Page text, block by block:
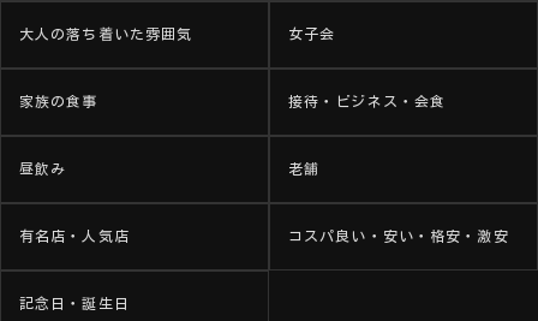
大人の落ち着いた雰囲気 女子会
家族の食事 接待・ビジネス・会食
昼飲み 老舗
有名店・人気店 コスパ良い・安い・格安・激安
記念日・誕生日